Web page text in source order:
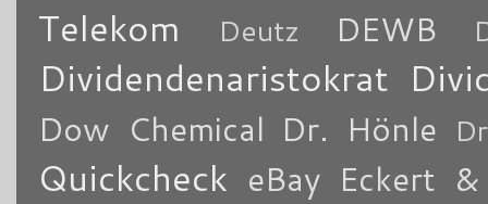
Telekom Deutz DEWB
Dividendenaristokrat
Dow Chemical Dr. Hönle
Quickcheck eBay Eckert